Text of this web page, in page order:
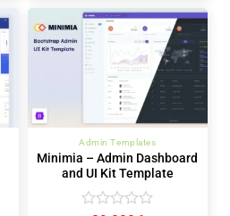
hạng
0
5
sao
Admin Templates
Minimia – Admin Dashboard
and UI Kit Template